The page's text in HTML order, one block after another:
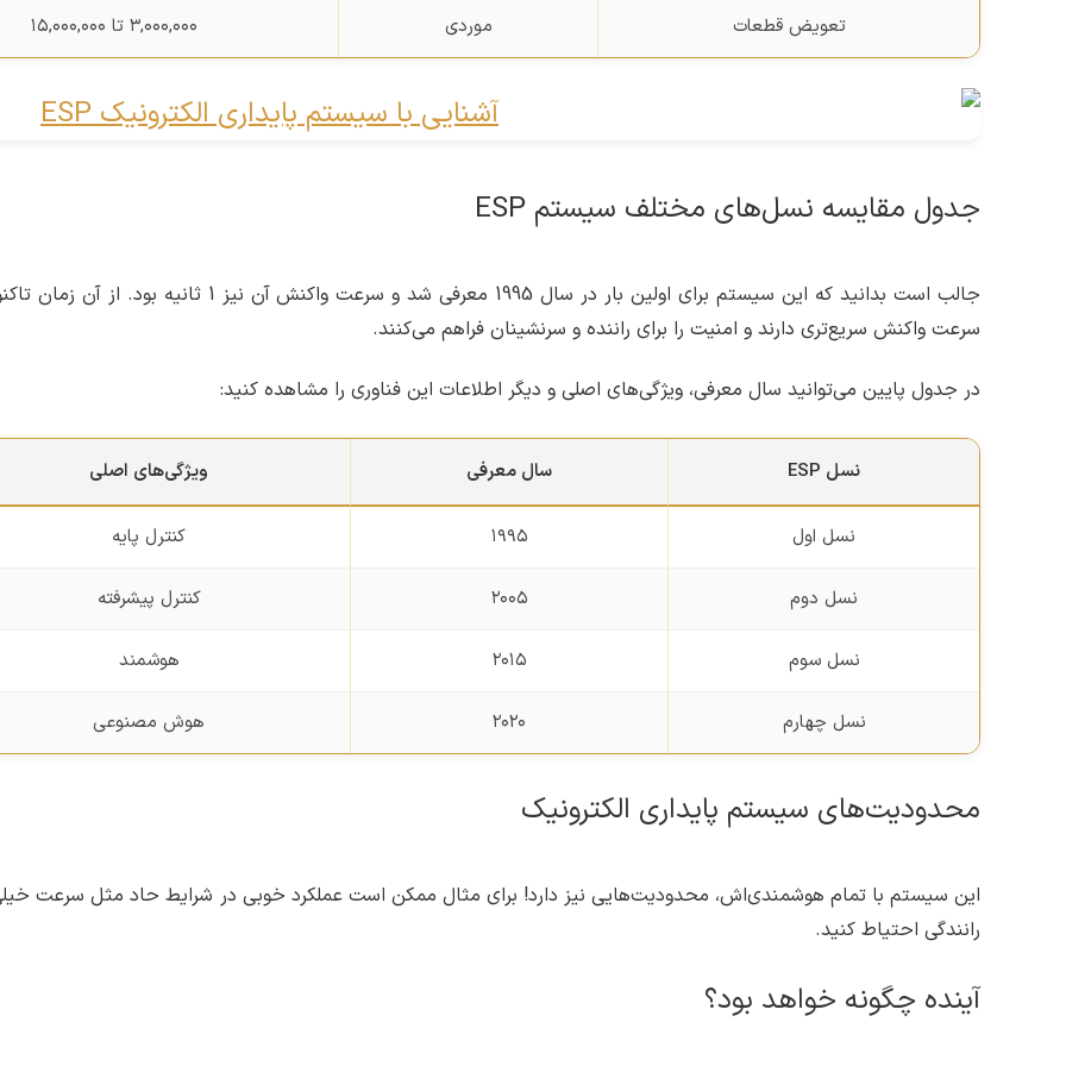
تعویض قطعات موردی ۳,۰۰۰,۰۰۰ تا ۱۵,۰۰۰,۰۰۰
جدول مقایسه نسل‌های مختلف سیستم ESP
جالب است بدانید که این سیستم برای اولین بار در
سرعت واکنش سریع‌تری دارند و امنیت را برای راننده و سرنشینان فراهم می‌کنند.
در جدول پایین می‌توانید سال معرفی، ویژگی‌های اصلی و دیگر اطلاعات این فناوری را مشاهده کنید:
نسل ESP سال معرفی ویژگی‌های اصلی
نسل اول ۱۹۹۵ کنترل پایه
نسل دوم ۲۰۰۵ کنترل پیشرفته
نسل سوم ۲۰۱۵ هوشمند
نسل چهارم ۲۰۲۰ هوش مصنوعی
محدودیت‌های سیستم پایداری الکترونیک
این سیستم با تمام هوشمندی‌اش، محدودیت‌هایی نیز دارد! برای مثال ممکن است عملکرد خوبی در شرایط حاد مثل سرعت
رانندگی احتیاط کنید.
آینده چگونه خواهد بود؟